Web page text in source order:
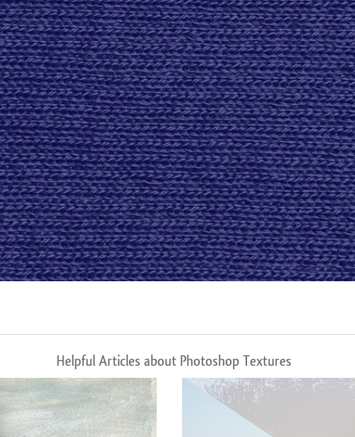
ретуші товарів Редагування фото
ювелірних виробів
Дані для навчання ШІ
Helpful Articles about Photoshop Textures